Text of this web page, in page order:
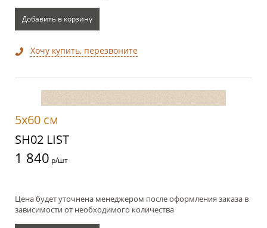
Добавить в корзину
Хочу купить, перезвоните
5x60 см
SH02 LIST
1 840 р/шт
Цена будет уточнена менеджером после оформления заказа в
зависимости от необходимого количества